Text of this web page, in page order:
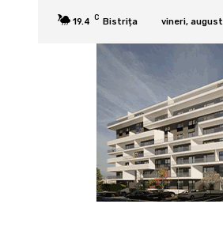
19.4 C Bistrița vineri,